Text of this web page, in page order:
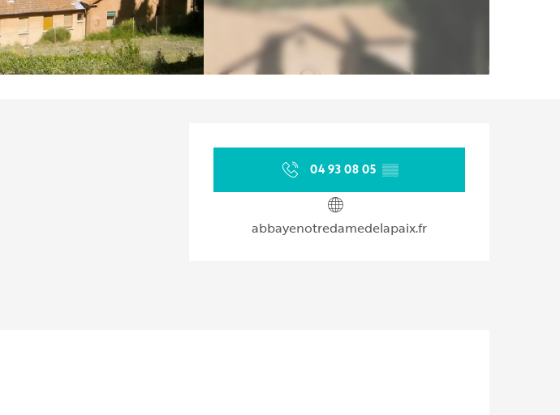
Ouverture et coordonnées
04 93 08 05 ▒▒
abbayenotredamedelapaix.fr